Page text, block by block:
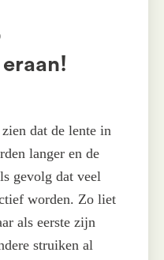
dat de lente in
langer en de
gevolg dat veel
worden. Zo liet
als eerste zijn
struiken al